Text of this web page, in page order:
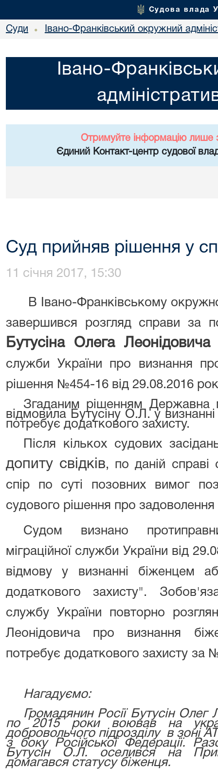
Судова влада
Суди • Івано-Франківський окружний
Івано-
Отримуйте інформацію лише
Єдиний Контакт-центр судової
Суд прийняв рішення у
11 січня 2017, 15:30
В Івано-Франківському
завершився розгляд справи за
Бутусіна Олега Леонідовича
служби України про визнання
рішення №454-16 від 29.08.2016
Згаданим рішенням Державна
відмовила Бутусіну О.Л. у
потребує додаткового захисту.
Після кількох судових
допиту свідків, по даній справі
спір по суті позовних вимог
судового рішення про задоволення
Судом визнано
міграційної служби України від
відмову у визнанні біженцем
додаткового захисту".
службу України повторно
Леонідовича про визнання
потребує додаткового захисту за
Нагадуємо:
Громадянин Росії Бутусін Олег
по 2015 роки воював на
добровольчого підрозділу в зоні
з боку Російської Федерації.
Бутусін О.Л. оселився на
домагався статусу біженця.